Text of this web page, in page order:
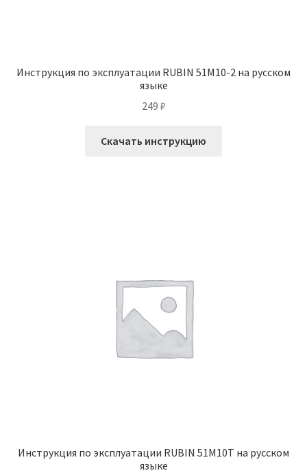
Инструкция по эксплуатации RUBIN 51M10-2 на русском
языке
249 ₽
Скачать инструкцию
Инструкция по эксплуатации RUBIN 51M10T на русском
языке